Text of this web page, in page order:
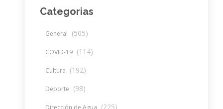
Categorias
General (505)
COVID-19 (114)
Cultura (192)
Deporte (98)
Dirección de Agua (225)